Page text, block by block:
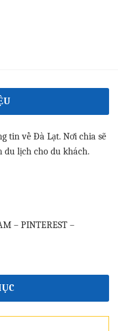
tin về Đà Lạt. Nơi chia sẽ
du lịch cho du khách.
– PINTEREST –